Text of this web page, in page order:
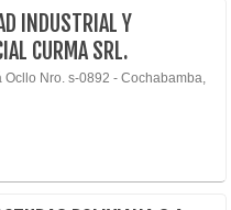
INDUSTRIAL Y
CURMA SRL.
Ocllo Nro. s-0892 - Cochabamba,